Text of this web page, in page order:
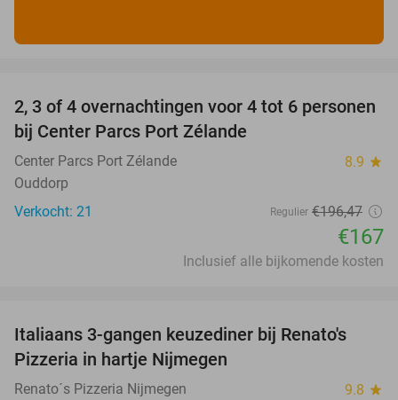
15%
2, 3 of 4 overnachtingen voor 4 tot 6 personen
bij Center Parcs Port Zélande
Center Parcs Port Zélande 8.9 star
Ouddorp
Verkocht: 21
Regulier €196,47
€167
Inclusief alle bijkomende kosten
31%
Italiaans 3-gangen keuzediner bij Renato's
Pizzeria in hartje Nijmegen
Renato´s Pizzeria Nijmegen 9.8 star